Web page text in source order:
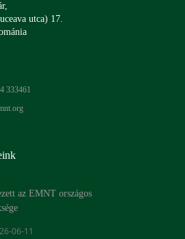
utca) 17.
333461
az EMNT országos
06-11